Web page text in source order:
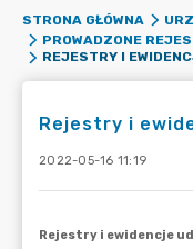
STRONA GŁÓWNA
PROWADZONE
REJESTRY I
Rejestry i
2022-05-16 11:19